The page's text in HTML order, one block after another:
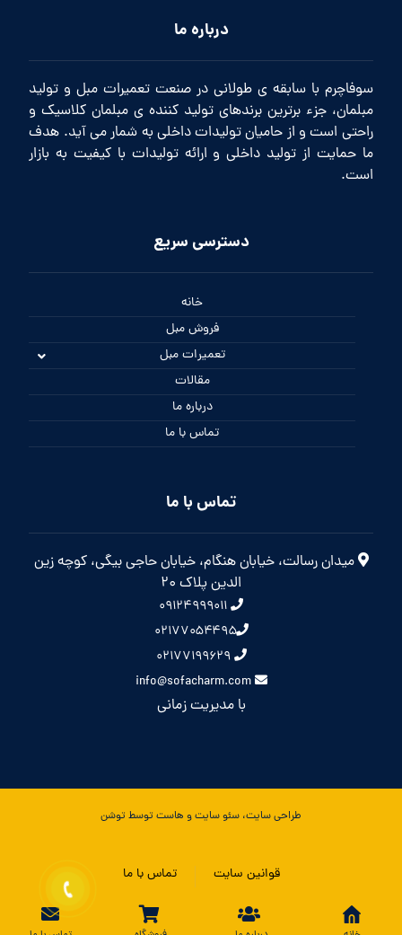
درباره ما
سوفاچرم با سابقه ی طولانی در صنعت تعمیرات مبل و تولید
مبلمان، جزء برترین برندهای تولید کننده ی مبلمان کلاسیک و
راحتی است و از حامیان تولیدات داخلی به شمار می آید. هدف
ما حمایت از تولید داخلی و ارائه تولیدات با کیفیت به بازار
است.
دسترسی سریع
خانه
فروش مبل
تعمیرات مبل
مقالات
درباره ما
تماس با ما
تماس با ما
میدان رسالت، خیابان هنگام، خیابان حاجی بیگی، کوچه زین
الدین پلاک 20
۰۲۱۷۷۰۵۴۴۹۵
۰۲۱۷۷۱۹۹۶۲۹
info@sofacharm.com
با مدیریت زمانی
طراحی سایت، سئو سایت و هاست توسط توشن
تماس با ما قوانین سایت